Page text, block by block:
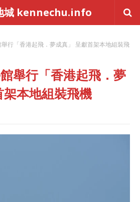
城 kennechu.info
舉行「香港起飛．夢成真」 呈獻首架本地組裝飛
館舉行「香港起飛．夢
本地組裝飛機